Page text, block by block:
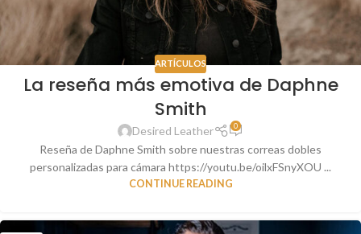
ARTÍCULOS
La reseña más emotiva de Daphne
Smith
Desired Leather 0
Reseña de Daphne Smith sobre nuestras correas dobles
personalizadas para cámara https://youtu.be/oilxFSnyXOU ...
CONTINUE READING